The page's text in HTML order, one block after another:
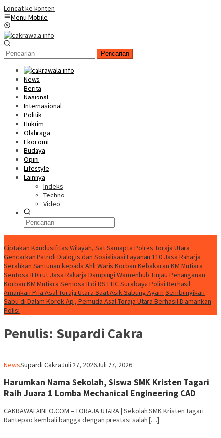
Loncat ke konten
Menu Mobile
Pencarian
News
Berita
Nasional
Internasional
Politik
Hukrim
Olahraga
Ekonomi
Budaya
Opini
Lifestyle
Lainnya
Indeks
Techno
Video
Ciptakan Kondusifitas Wilayah, Sat Samapta Polres Toraja Utara
Gencarkan Patroli Dialogis dan Sosialisasi Layanan 110 Jasa Raharja
Serahkan Santunan kepada Ahli Waris Korban Kebakaran KM Mutiara
Sentosa II Dirut Jasa Raharja Dampingi Wamenhub Tinjau Penanganan
Korban KM Mutiara Sentosa II di RS PHC Surabaya Polisi Berhasil
Amankan Pria Asal Toraja Utara Saat Asik Sabung Ayam Sembunyikan
Sabu di Dalam Korek Api, Pemuda Asal Toraja Utara Berhasil Diamankan
Polisi
Penulis: Supardi Cakra
NewsSupardi CakraJuli 27, 2026Juli 27, 2026
Harumkan Nama Sekolah, Siswa SMK Kristen Tagari
Raih Juara 1 Lomba Mechanical Engineering CAD
CAKRAWALAINFO.COM – TORAJA UTARA | Sekolah SMK Kristen Tagari
Rantepao kembali bangga dengan prestasi salah […]